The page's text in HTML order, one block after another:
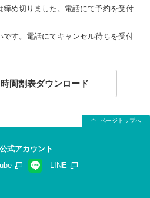
締め切りました。電話にて予約を受付
です。電話にてキャンセル待ちを受付
間割表ダウンロード
ページトップへ
式アカウント
LINE